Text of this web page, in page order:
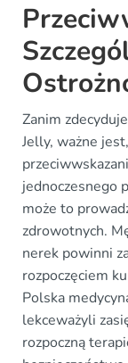
Zanim
Jelly, ważne
jednoczesnego
może to
zdrowotnych.
nerek powinni
rozpoczęciem
Polska
lekceważyli
rozpoczną